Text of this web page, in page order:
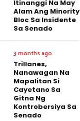
Itinanggi Na May
Alam Ang Minority
Bloc Sa Insidente
Sa Senado
3 months ago
Trillanes,
Nanawagan Na
Mapalitan Si
Cayetano Sa
Gitna Ng
Kontrobersiya Sa
Senado